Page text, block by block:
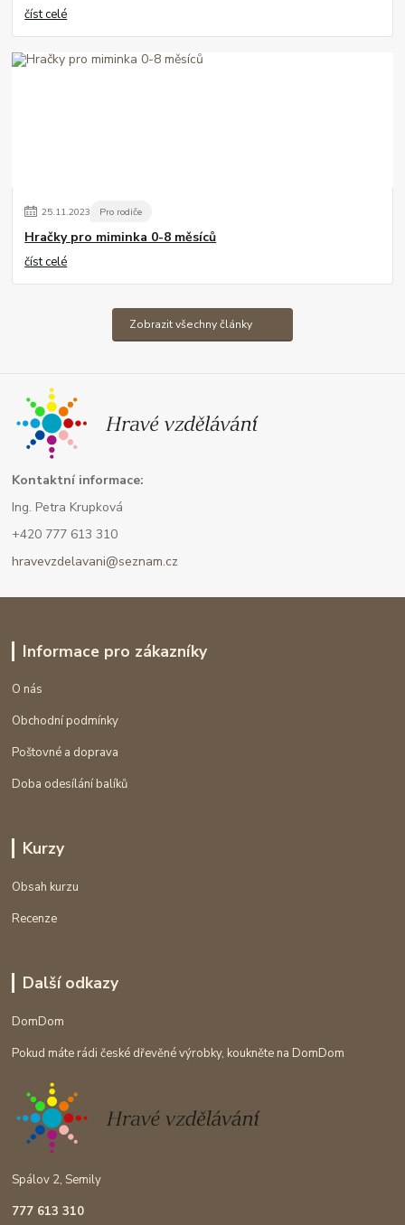
číst celé
25.11.2023 Pro rodiče
Hračky pro miminka 0-8 měsíců
číst celé
Zobrazit všechny články
Kontaktní informace:
Ing. Petra Krupková
+420 777 613 310
hravevzdelavani@seznam.cz
Informace pro zákazníky
O nás
Obchodní podmínky
Poštovné a doprava
Doba odesílání balíků
Kurzy
Obsah kurzu
Recenze
Další odkazy
DomDom
Pokud máte rádi české dřevěné výrobky, koukněte na DomDom
Spálov 2, Semily
777 613 310